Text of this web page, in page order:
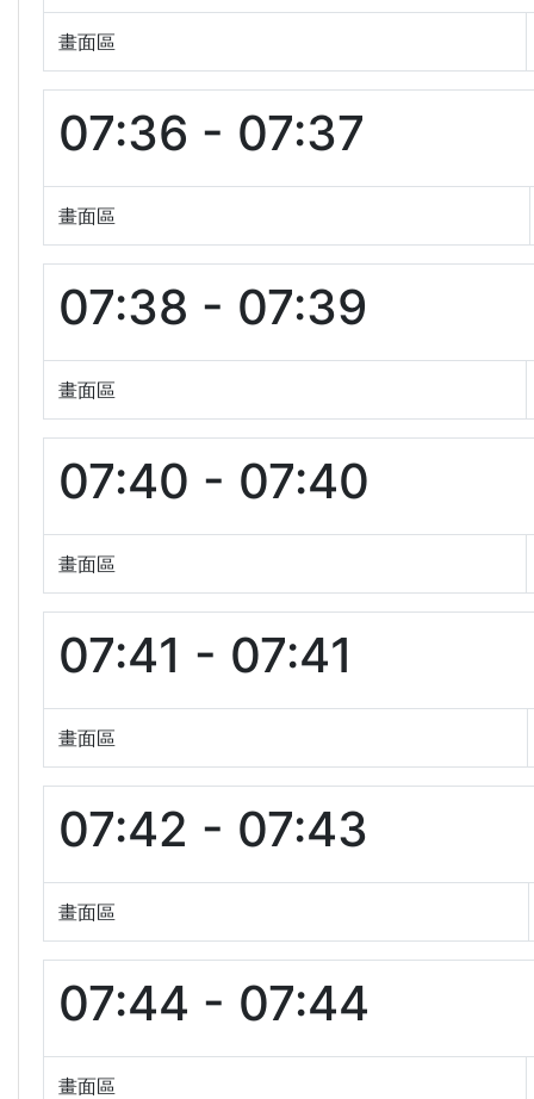
畫面區
07:36 - 07:37
畫面區
07:38 - 07:39
畫面區
07:40 - 07:40
畫面區
07:41 - 07:41
畫面區
07:42 - 07:43
畫面區
07:44 - 07:44
畫面區